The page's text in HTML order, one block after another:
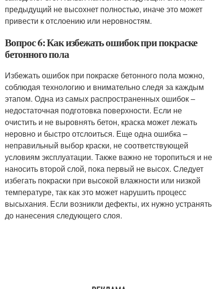
предыдущий не высохнет полностью, иначе это может
привести к отслоению или неровностям.
Вопрос 6: Как избежать ошибок при покраске
бетонного пола
Избежать ошибок при покраске бетонного пола можно,
соблюдая технологию и внимательно следя за каждым
этапом. Одна из самых распространенных ошибок –
недостаточная подготовка поверхности. Если не
очистить и не выровнять бетон, краска может лежать
неровно и быстро отслоиться. Еще одна ошибка –
неправильный выбор краски, не соответствующей
условиям эксплуатации. Также важно не торопиться и не
наносить второй слой, пока первый не высох. Следует
избегать покраски при высокой влажности или низкой
температуре, так как это может нарушить процесс
высыхания. Если возникли дефекты, их нужно устранять
до нанесения следующего слоя.